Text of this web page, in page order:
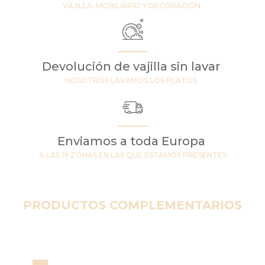
VAJILLA, MOBILIARIO Y DECORACIÓN
Devolución de vajilla sin lavar
NOSOTROS LAVAMOS LOS PLATOS
Enviamos a toda Europa
A LAS 19 ZONAS EN LAS QUE ESTAMOS PRESENTES
PRODUCTOS COMPLEMENTARIOS